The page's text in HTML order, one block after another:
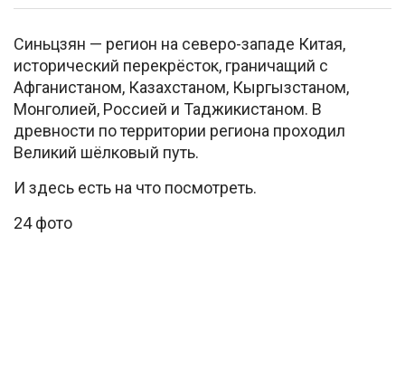
Синьцзян — регион на северо-западе Китая,
исторический перекрёсток, граничащий с
Афганистаном, Казахстаном, Кыргызстаном,
Монголией, Россией и Таджикистаном. В
древности по территории региона проходил
Великий шёлковый путь.
И здесь есть на что посмотреть.
24 фото